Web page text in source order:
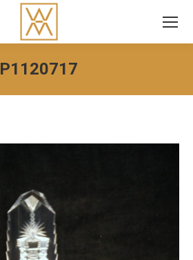
P1120717
Vous êtes ici :